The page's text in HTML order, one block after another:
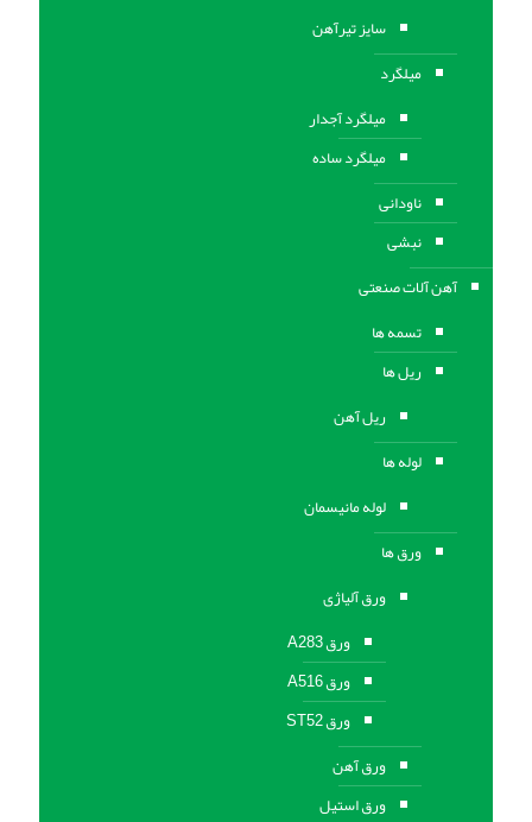
سایز تیرآهن
میلگرد
میلگرد آجدار
میلگرد ساده
ناودانی
نبشی
آهن آلات صنعتی
تسمه ها
ریل ها
ریل آهن
لوله ها
لوله مانیسمان
ورق ها
ورق آلیاژی
ورق A283
ورق A516
ورق ST52
ورق آهن
ورق استیل